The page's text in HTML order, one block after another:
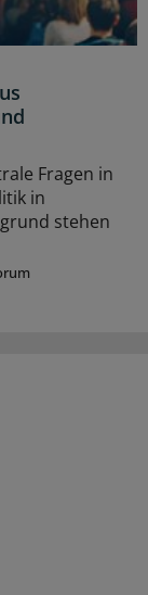
Fragen in
in
stehen